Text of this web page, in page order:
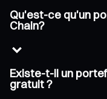
Qu'est-ce qu'un
Chain?
Existe-t-il un
gratuit ?